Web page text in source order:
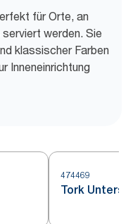
für Orte, an
werden. Sie
klassischer Farben
Inneneinrichtung
474469
Tork